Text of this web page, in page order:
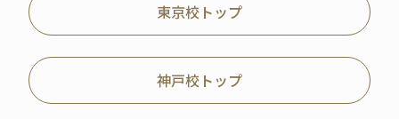
東京校トップ
神戸校トップ